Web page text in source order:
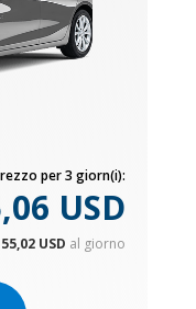
per 3 giorn(i):
USD
55,02 USD al giorno